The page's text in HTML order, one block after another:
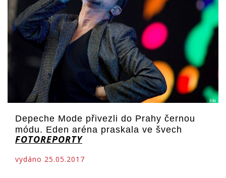
Depeche Mode přivezli do Prahy černou
módu. Eden aréna praskala ve švech
FOTOREPORTY
vydáno 25.05.2017